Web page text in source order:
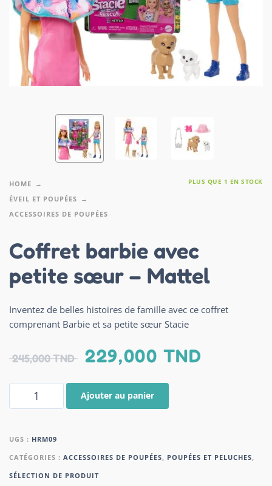
HOME
ÉVEIL ET POUPÉES
ACCESSOIRES DE POUPÉES
PLUS QUE 1 EN STOCK
Coffret barbie avec
petite sœur – Mattel
Inventez de belles histoires de famille avec ce coffret
comprenant Barbie et sa petite sœur Stacie
245,000TND 229,000 TND
Ajouter au panier
UGS : HRM09
CATÉGORIES : ACCESSOIRES DE POUPÉES POUPÉES ET PELUCHES
SÉLECTION DE PRODUIT